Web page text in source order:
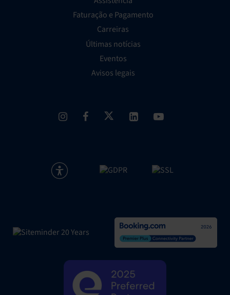
Faturação e Pagamento
Carreiras
Últimas notícias
Eventos
Avisos legais